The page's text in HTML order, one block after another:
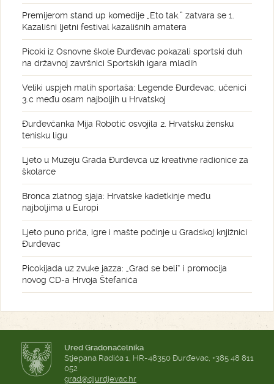
Premijerom stand up komedije „Eto tak.” zatvara se 1.
Kazališni ljetni festival kazališnih amatera
Picoki iz Osnovne škole Đurđevac pokazali sportski duh
na državnoj završnici Sportskih igara mladih
Veliki uspjeh malih sportaša: Legende Đurđevac, učenici
3.c među osam najboljih u Hrvatskoj
Đurđevčanka Mija Robotić osvojila 2. Hrvatsku žensku
tenisku ligu
Ljeto u Muzeju Grada Đurđevca uz kreativne radionice za
školarce
Bronca zlatnog sjaja: Hrvatske kadetkinje među
najboljima u Europi
Ljeto puno priča, igre i mašte počinje u Gradskoj knjižnici
Đurđevac
Picokijada uz zvuke jazza: „Grad se beli“ i promocija
novog CD-a Hrvoja Štefanića
Ured Gradonačelnika
Stjepana Radića 1, HR-48350 Đurđevac, +385 48 811
052
grad@djurdjevac.hr